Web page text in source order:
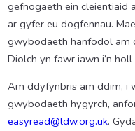
gefnogaeth ein cleientiaid
ar gyfer eu dogfennau.
gwybodaeth hanfodol am
Diolch yn fawr iawn i’n
Am ddyfynbris am ddim, i
gwybodaeth hygyrch,
easyread@ldw.org.uk.